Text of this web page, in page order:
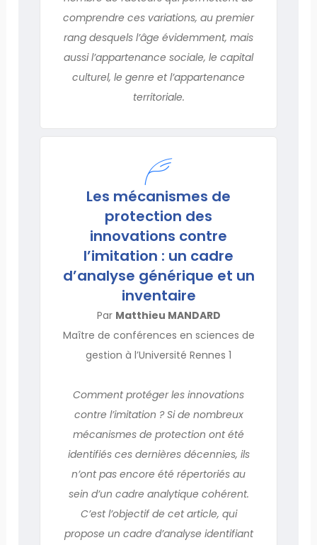
comprendre ces variations, au premier
rang desquels l’âge évidemment, mais
aussi l’appartenance sociale, le capital
culturel, le genre et l’appartenance
territoriale.
Les mécanismes de
protection des
innovations contre
l’imitation : un cadre
d’analyse générique et un
inventaire
Par Matthieu MANDARD
Maître de conférences en sciences de
gestion à l’Université Rennes 1
Comment protéger les innovations
contre l’imitation ? Si de nombreux
mécanismes de protection ont été
identifiés ces dernières décennies, ils
n’ont pas encore été répertoriés au
sein d’un cadre analytique cohérent.
C’est l’objectif de cet article, qui
propose un cadre d’analyse identifiant